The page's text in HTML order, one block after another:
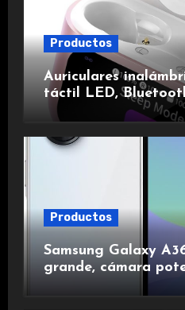
Productos
Auriculares
táctil LED,
de ruido,
duración.
Productos
Samsung Galaxy
grande, cámara
duradera y carga
experiencia